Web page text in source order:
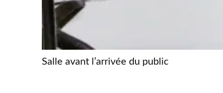
Salle avant l’arrivée du public